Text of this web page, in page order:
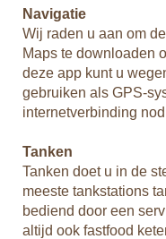
Navigatie
Wij raden u aan om
Maps te downloaden
deze app kunt u
gebruiken als GPS-
internetverbinding
Tanken
Tanken doet u in de
meeste tankstations
bediend door een
altijd ook fastfood